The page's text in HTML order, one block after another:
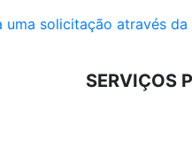
uma solicitação através
SERVIÇOS